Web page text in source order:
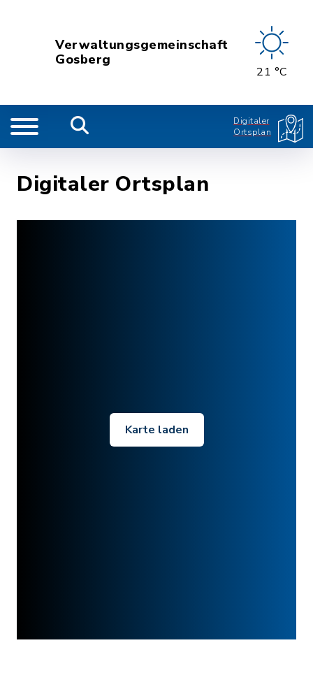
Verwaltungsgemeinschaft
Gosberg
21 °C
Digitaler
Ortsplan
Digitaler Ortsplan
Karte laden